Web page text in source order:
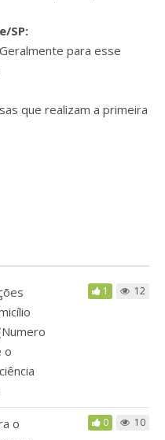
SP:
para esse
que realizam a primeira
o
1 12
o
0 10